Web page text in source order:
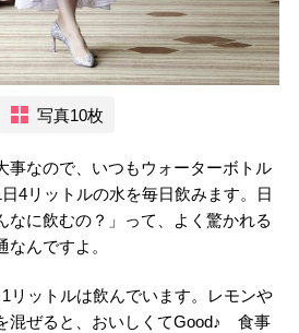
写真10枚
事なので、いつもウォーターボトル
4リットルの水を毎日飲みます。日
に飲むの？」って、よく驚かれる
んですよ。
リットルは飲んでいます。レモンや
混ぜると、おいしくてGood♪ 食事